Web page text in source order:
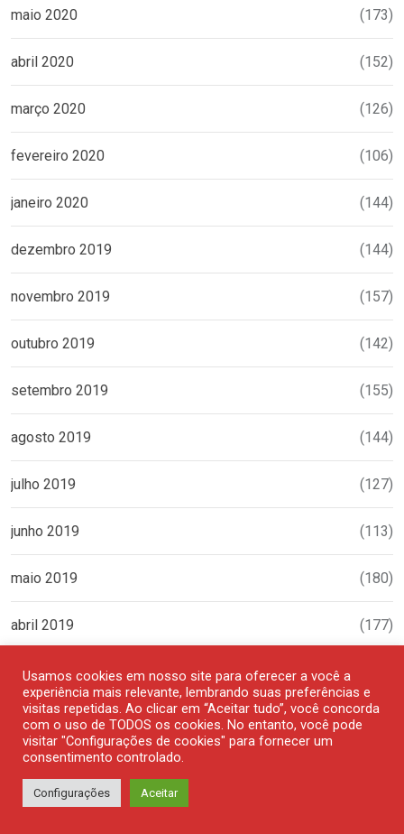
maio 2020 (173)
abril 2020 (152)
março 2020 (126)
fevereiro 2020 (106)
janeiro 2020 (144)
dezembro 2019 (144)
novembro 2019 (157)
outubro 2019 (142)
setembro 2019 (155)
agosto 2019 (144)
julho 2019 (127)
junho 2019 (113)
maio 2019 (180)
abril 2019 (177)
março 2019
fevereiro 2019 (116)
janeiro 2019
dezembro 2018
Usamos cookies em nosso site para oferecer a você a
experiência mais relevante, lembrando suas preferências e
visitas repetidas. Ao clicar em “Aceitar tudo”, você concorda
com o uso de TODOS os cookies. No entanto, você pode
visitar "Configurações de cookies" para fornecer um
consentimento controlado.
Configurações Aceitar